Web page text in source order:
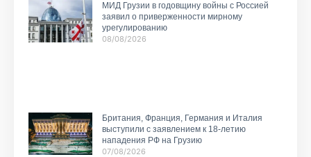
МИД Грузии в годовщину войны с Россией
заявил о приверженности мирному
урегулированию
08/08/2026
Британия, Франция, Германия и Италия
выступили с заявлением к 18-летию
нападения РФ на Грузию
07/08/2026